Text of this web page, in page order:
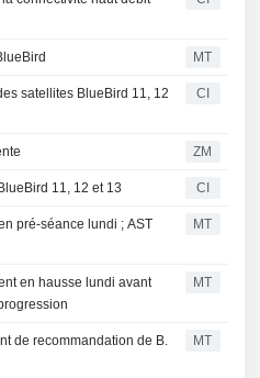
MT
satellites BlueBird 11, 12
CI
vente ZM
11, 12 et 13 CI
pré-séance lundi ; AST
MT
en hausse lundi avant
MT
de recommandation de B.
MT